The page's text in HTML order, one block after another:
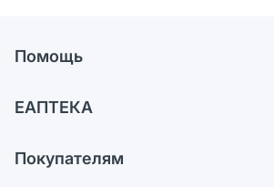
Помощь
Обмен и возврат
ЕАПТЕКА
Карьера
Покупателям